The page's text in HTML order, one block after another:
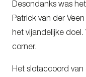
Desondanks was
Patrick van der
het vijandelijke
corner.
Het slotaccoord van